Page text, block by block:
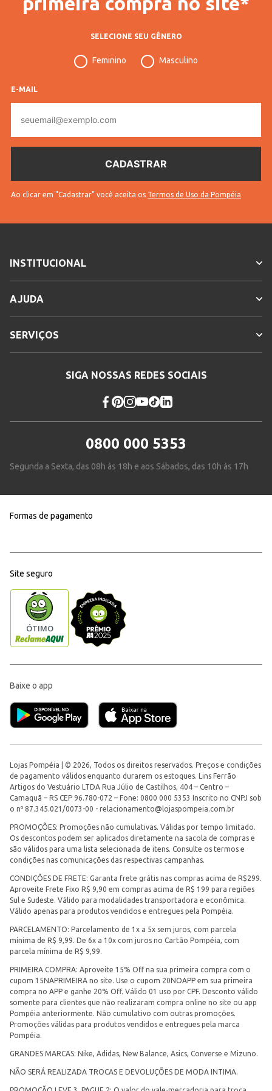
SELECIONE SEU GÊNERO
Feminino Masculino
E-MAIL
mail
Ao clicar em "Cadastrar" você aceita os Termos de Uso da Pompéia
INSTITUCIONAL
AJUDA
SERVIÇOS
SIGA NOSSAS REDES SOCIAIS
0800 000 5353
Segunda a Sexta, das 08h às 18h e aos Sábados, das 10h às 17h
Formas de pagamento
Site seguro
Baixe o app
Lojas Pompéia | © 2026, Todos os direitos reservados. Preços e condições
de pagamento válidos enquanto durarem os estoques. Lins Ferrão
Artigos do Vestuário LTDA Rua Júlio de Castilhos, 404 – Centro –
Camaquã – RS CEP 96.780-072 – Fone: 0800 000 5353 Inscrito no CNPJ sob
o nº 87.345.021/0073-00 - relacionamento@lojaspompeia.com.br
PROMOÇÕES: Promoções não cumulativas. Válidas por tempo limitado.
Os descontos podem ser aplicados diretamente na sacola de compras e
são válidos para uma lista selecionada de itens. Consulte os termos e
condições nas comunicações das respectivas campanhas.
CONDIÇÕES DE FRETE: Garanta frete grátis nas compras acima de R$299.
Aproveite Frete Fixo R$ 9,90 em compras acima de R$ 199 para regiões
Sul e Sudeste. Válido para modalidades transportadora e econômica.
Válido apenas para produtos vendidos e entregues pela Pompéia.
PARCELAMENTO: Parcelamento de 1x a 5x sem juros, com parcela
mínima de R$ 9,99. De 6x a 10x com juros no Cartão Pompéia, com
parcela mínima de R$ 9,99.
PRIMEIRA COMPRA: Aproveite 15% Off na sua primeira compra com o
cupom 15NAPRIMEIRA no site. Use o cupom 20NOAPP em sua primeira
compra no APP e ganhe 20% Off. Válido 01 uso por CPF. Desconto válido
somente para clientes que não realizaram compra online no site ou app
Pompéia anteriormente. Não cumulativo com outras promoções.
Promoções válidas para produtos vendidos e entregues pela marca
Pompéia.
GRANDES MARCAS: Nike, Adidas, New Balance, Asics, Converse e Mizuno.
NÃO SERÁ REALIZADA TROCAS E DEVOLUÇÕES DE MODA INTIMA.